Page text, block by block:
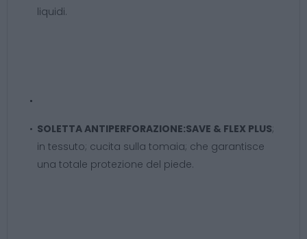
liquidi.
SOLETTA ANTIPERFORAZIONE:SAVE & FLEX PLUS;
in tessuto; cucita sulla tomaia; che garantisce
una totale protezione del piede.